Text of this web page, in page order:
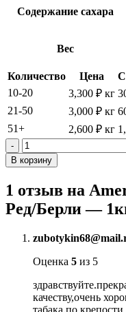
Содержание сахара
Вес
Количество Цена
10-20
3,300 ₽ кг
21-50
3,000 ₽ кг
51+
2,600 ₽ кг
Количество
товара
American
№4
Голд/
Ред/
-
1кг
В корзину
1 отзыв на
Ред/Берли —
Оценка 5 из 5
качеству,очень
табака.по